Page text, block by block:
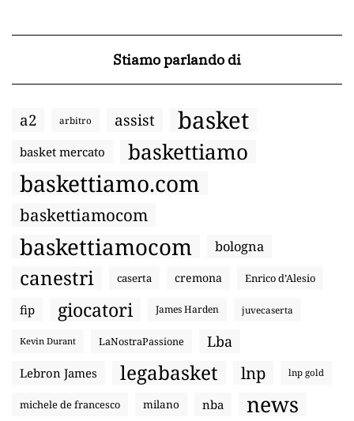
Stiamo parlando di
a2 arbitro assist basket
basket mercato baskettiamo
baskettiamo.com
baskettiamocom
baskettiamocom bologna
canestri caserta cremona Enrico d’Alesio
fip giocatori James Harden juvecaserta
Kevin Durant LaNostraPassione Lba
Lebron James legabasket lnp lnp gold
michele de francesco milano nba news